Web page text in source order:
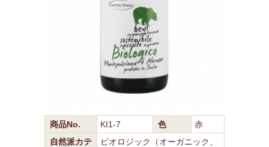
商品No. KI1-7 色
赤
自然派カテ
ビオロジック（オーガニック、